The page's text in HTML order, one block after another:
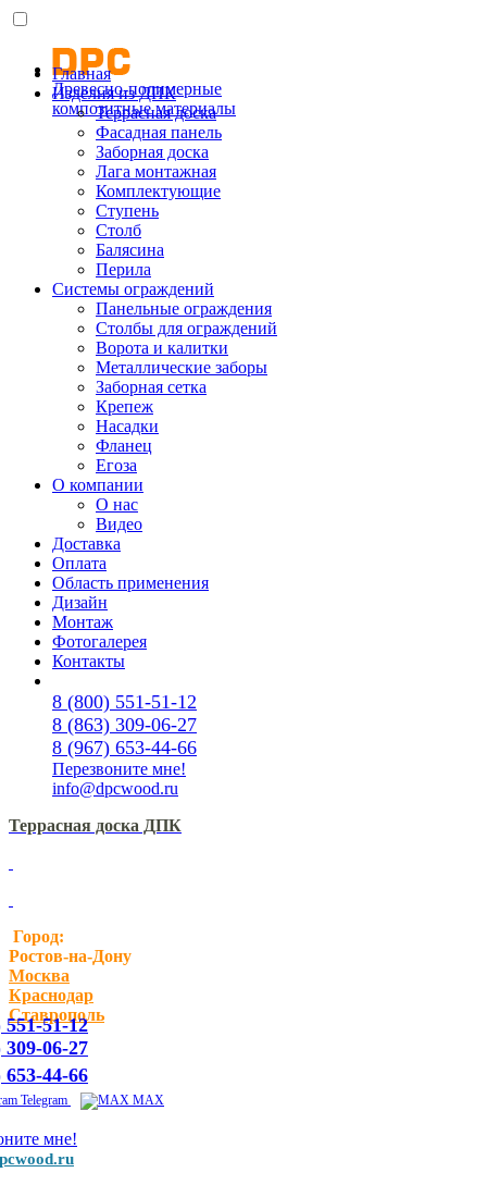
Древесно-полимерные
композитные материалы
Главная
Изделия из ДПК
Террасная доска
Фасадная панель
Заборная доска
Лага монтажная
Комплектующие
Ступень
Столб
Балясина
Перила
Системы ограждений
Панельные ограждения
Столбы для ограждений
Ворота и калитки
Металлические заборы
Заборная сетка
Крепеж
Насадки
Фланец
Егоза
О компании
О нас
Видео
Доставка
Оплата
Область применения
Дизайн
Монтаж
Фотогалерея
Контакты
8 (800) 551-51-12
8 (863) 309-06-27
8 (967) 653-44-66
Перезвоните мне!
info@dpcwood.ru
Террасная доска ДПК
Город:
Ростов-на-Дону
Москва
Краснодар
Ставрополь
551-51-12
309-06-27
653-44-66
Telegram MAX
мне!